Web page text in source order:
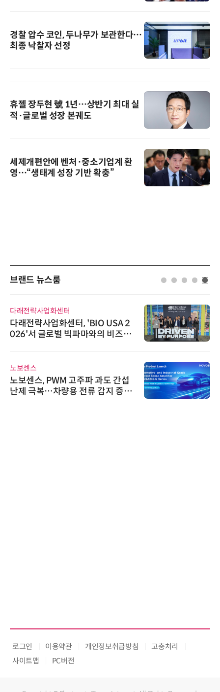
경찰 압수 코인, 두나무가 보관한다…
최종 낙찰자 선정
휴젤 장두현 號 1년…상반기 최대 실
적·글로벌 성장 본궤도
세제개편안에 벤처·중소기업계 환
영…“생태계 성장 기반 확충”
브랜드 뉴스룸
다래전략사업화센터
다래전략사업화센터, 'BIO USA 2
026'서 글로벌 빅파마와의 비즈니
노보센스
노보센스, PWM 고주파 과도 간섭
난제 극복…차량용 전류 감지 증폭
로그인 이용약관 개인정보취급방침
고충처리
사이트맵
PC버전